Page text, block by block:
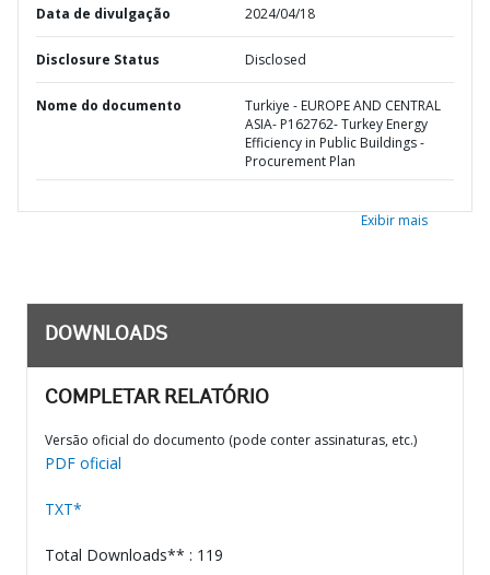
Data de divulgação 2024/04/18
Disclosure Status Disclosed
Nome do documento
Turkiye - EUROPE AND CENTRAL
ASIA- P162762- Turkey Energy
Efficiency in Public Buildings -
Procurement Plan
Exibir mais
DOWNLOADS
COMPLETAR RELATÓRIO
Versão oficial do documento (pode conter assinaturas, etc.)
PDF oficial
TXT*
Total Downloads** : 119